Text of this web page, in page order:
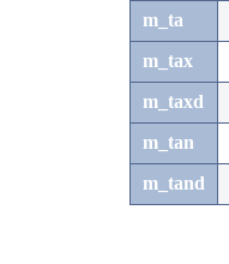
m_ta
m_tax
m_taxd
m_tan
m_tand